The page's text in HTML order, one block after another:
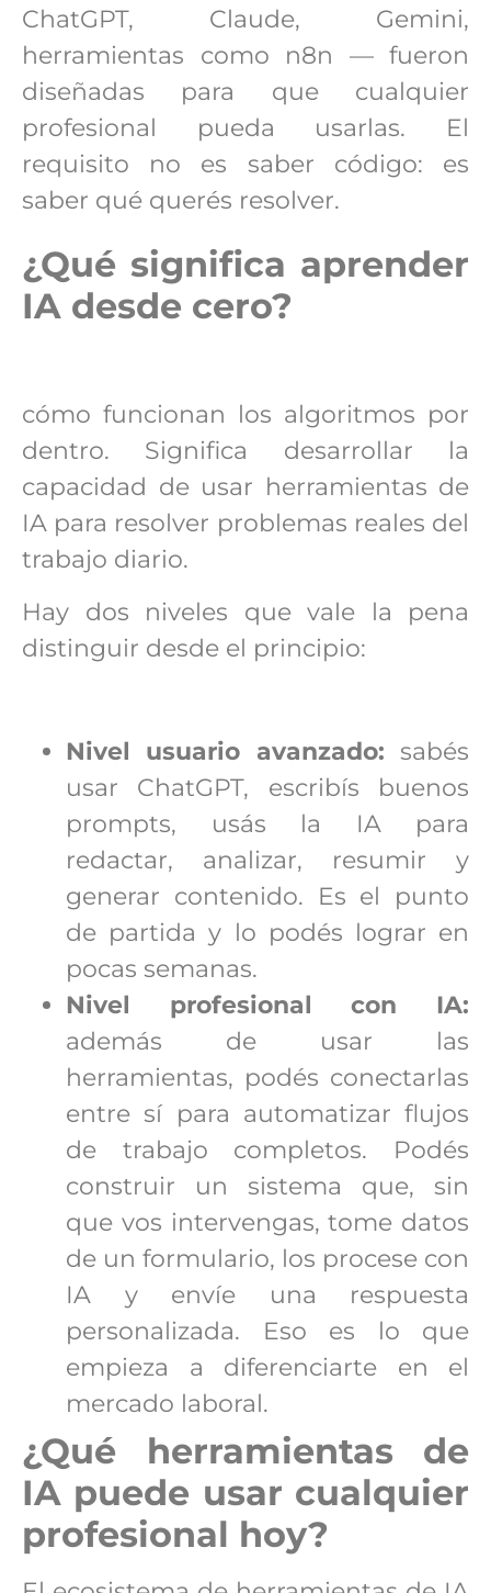
ChatGPT, Claude, Gemini,
herramientas como n8n — fueron
diseñadas para que cualquier
profesional pueda usarlas. El
requisito no es saber código: es
saber qué querés resolver.
¿Qué significa aprender
IA desde cero?
cómo funcionan los algoritmos por
dentro. Significa desarrollar la
capacidad de usar herramientas de
IA para resolver problemas reales del
trabajo diario.
Hay dos niveles que vale la pena
distinguir desde el principio:
Nivel usuario avanzado: sabés
usar ChatGPT, escribís buenos
prompts, usás la IA para
redactar, analizar, resumir y
generar contenido. Es el punto
de partida y lo podés lograr en
pocas semanas.
Nivel profesional con IA:
además de usar las
herramientas, podés conectarlas
entre sí para automatizar flujos
de trabajo completos. Podés
construir un sistema que, sin
que vos intervengas, tome datos
de un formulario, los procese con
IA y envíe una respuesta
personalizada. Eso es lo que
empieza a diferenciarte en el
mercado laboral.
¿Qué herramientas de
IA puede usar cualquier
profesional hoy?